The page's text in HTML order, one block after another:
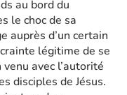
au bord du
le choc de sa
auprès d’un certain
légitime de se
avec l’autorité
disciples de Jésus.